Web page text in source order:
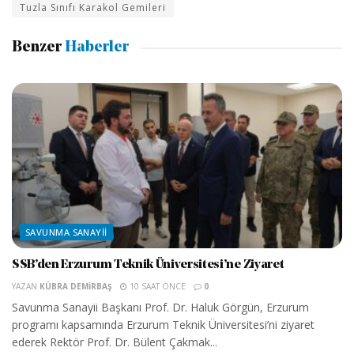
Tuzla Sınıfı Karakol Gemileri
Benzer Haberler
SAVUNMA SANAYII
SSB’den Erzurum Teknik Üniversitesi’ne Ziyaret
YAZAN KÜBRA DEMIRBAŞ 10 SAAT ÖNCE 0
Savunma Sanayii Başkanı Prof. Dr. Haluk Görgün, Erzurum
programı kapsamında Erzurum Teknik Üniversitesi’ni ziyaret
ederek Rektör Prof. Dr. Bülent Çakmak...